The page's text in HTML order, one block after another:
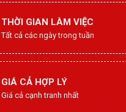
THỜI GIAN LÀM VIỆC
Tất cả các ngày trong tuần
GIÁ CẢ HỢP LÝ
Giá cả cạnh tranh nhất